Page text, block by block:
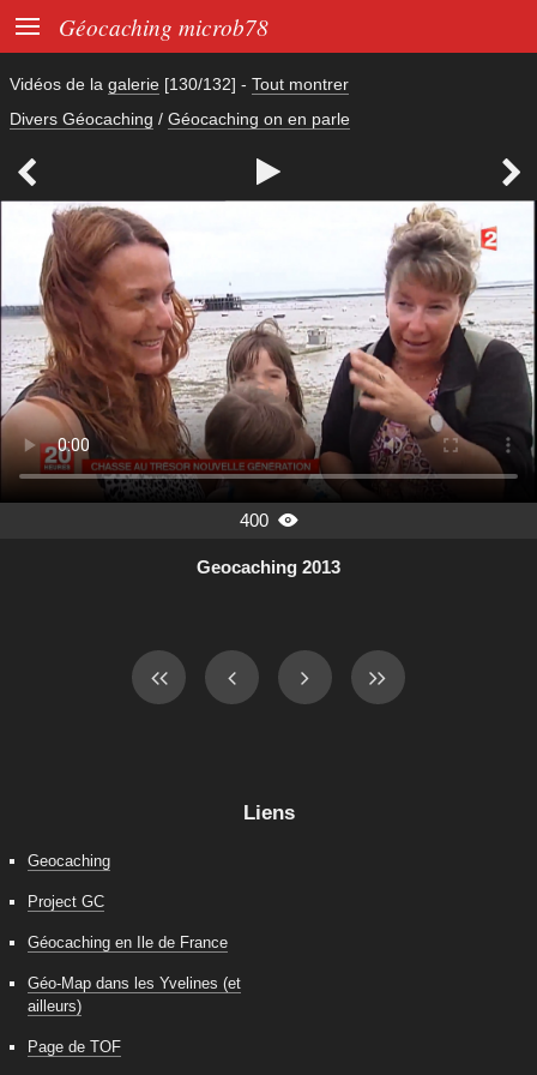
 Géocaching microb78
Vidéos de la galerie [130/132] - Tout montrer
Divers Géocaching / Géocaching on en parle
  
400 
Geocaching 2013
Liens
Geocaching
Project GC
Géocaching en Ile de France
Géo-Map dans les Yvelines (et
ailleurs)
Page de TOF